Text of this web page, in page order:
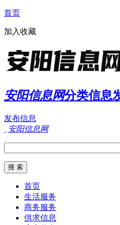
首页
加入收藏
安阳信息网分类信息
发布信息
安阳信息网
首页
生活服务
商务服务
供求信息